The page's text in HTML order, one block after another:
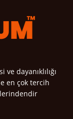
dayanıklılığı
en çok tercih